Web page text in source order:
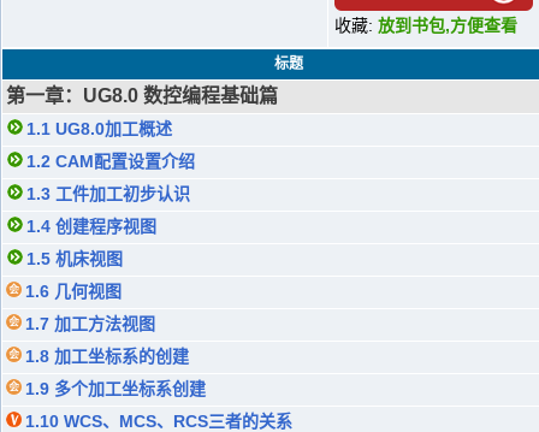
收藏: 放到书包,方便查看
标题
第一章：UG8.0 数控编程基础篇
1.1 UG8.0加工概述
1.2 CAM配置设置介绍
1.3 工件加工初步认识
1.4 创建程序视图
1.5 机床视图
1.6 几何视图
1.7 加工方法视图
1.8 加工坐标系的创建
1.9 多个加工坐标系创建
1.10 WCS、MCS、RCS三者的关系